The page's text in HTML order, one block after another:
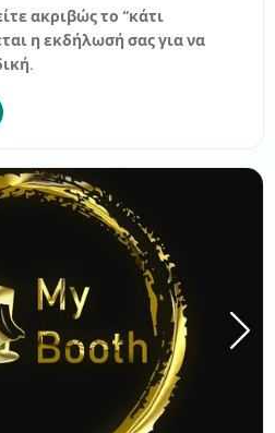
ακριβώς το “κάτι
η εκδήλωσή σας για να